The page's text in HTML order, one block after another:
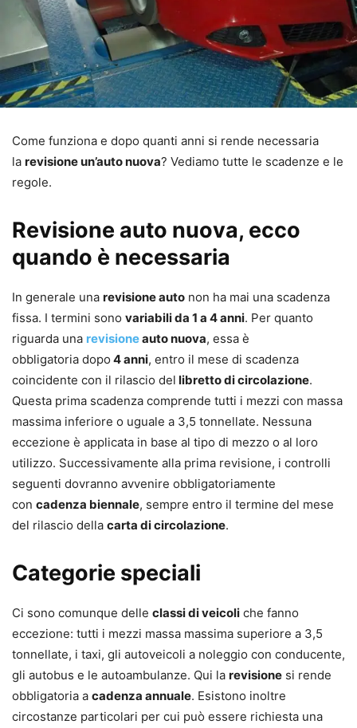
Come funziona e dopo quanti anni si rende necessaria
la revisione un’auto nuova? Vediamo tutte le scadenze e le
regole.
Revisione auto nuova, ecco
quando è necessaria
In generale una revisione auto non ha mai una scadenza
fissa. I termini sono variabili da 1 a 4 anni. Per quanto
riguarda una revisioneauto nuova, essa è
obbligatoria dopo 4 anni, entro il mese di scadenza
coincidente con il rilascio del libretto di circolazione.
Questa prima scadenza comprende tutti i mezzi con massa
massima inferiore o uguale a 3,5 tonnellate. Nessuna
eccezione è applicata in base al tipo di mezzo o al loro
utilizzo. Successivamente alla prima revisione, i controlli
seguenti dovranno avvenire obbligatoriamente
con cadenza biennale, sempre entro il termine del mese
del rilascio della carta di circolazione.
Categorie speciali
Ci sono comunque delle classi di veicoli che fanno
eccezione: tutti i mezzi massa massima superiore a 3,5
tonnellate, i taxi, gli autoveicoli a noleggio con conducente,
gli autobus e le autoambulanze. Qui la revisione si rende
obbligatoria a cadenza annuale. Esistono inoltre
circostanze particolari per cui può essere richiesta una